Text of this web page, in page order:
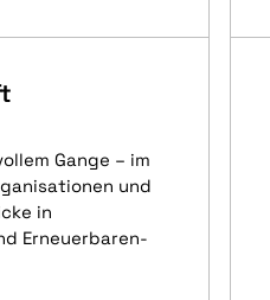
Gange – im
und
in
Erneuerbaren-